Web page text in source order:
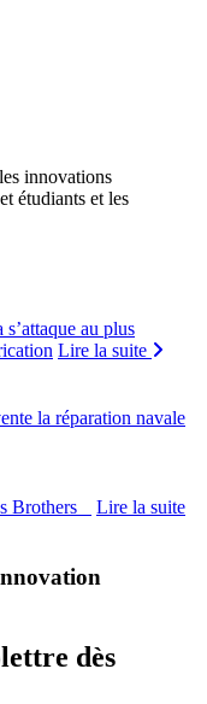
innovations
étudiants et les
au plus
Lire la suite
la réparation navale
Brothers
Lire la suite
dès